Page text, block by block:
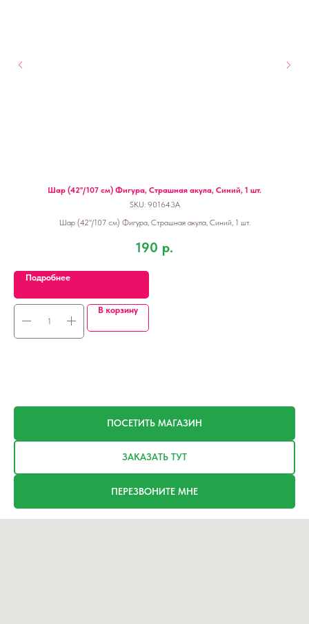
Шар (42''/107 см) Фигура, Страшная акула, Синий, 1 шт.
SKU: 901643A
Шар (42''/107 см) Фигура, Страшная акула, Синий, 1 шт.
190 р.
Подробнее
В корзину
ПОСЕТИТЬ МАГАЗИН
ЗАКАЗАТЬ ТУТ
ПЕРЕЗВОНИТЕ МНЕ